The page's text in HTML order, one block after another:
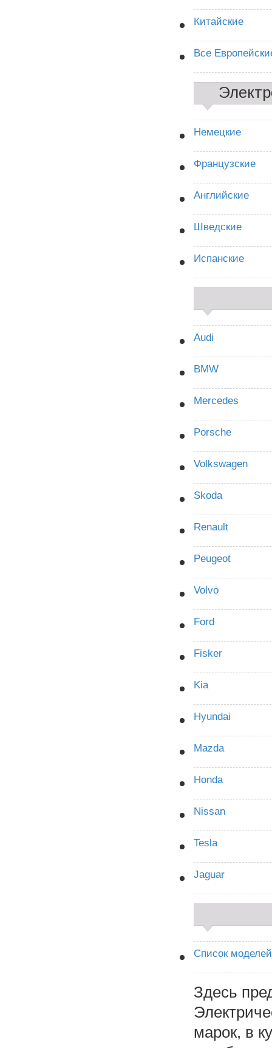
Китайские
Все
Немецкие
Французские
Английские
Шведские
Испанские
Audi
BMW
Mercedes
Porsche
Volkswagen
Skoda
Renault
Peugeot
Volvo
Ford
Fisker
Kia
Hyundai
Mazda
Honda
Nissan
Tesla
Jaguar
Список моделей
Здесь
марок, в